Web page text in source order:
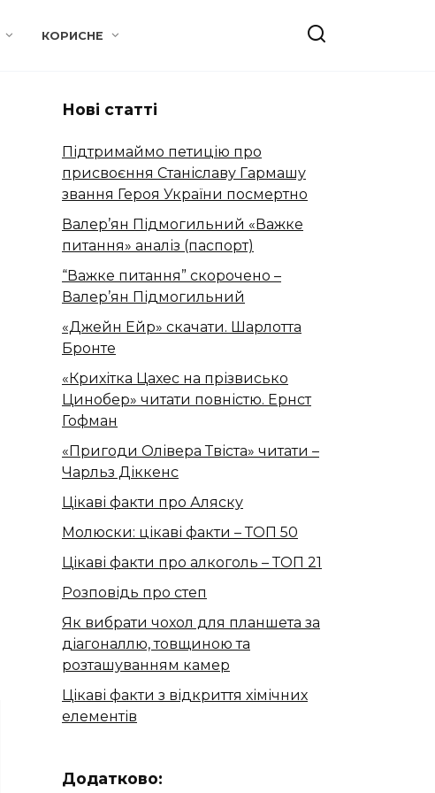
КОРИСНЕ
Нові статті
Підтримаймо петицію про
присвоєння Станіславу Гармашу
звання Героя України посмертно
Валер’ян Підмогильний «Важке
питання» аналіз (паспорт)
“Важке питання” скорочено –
Валер’ян Підмогильний
«Джейн Ейр» скачати. Шарлотта
Бронте
«Крихітка Цахес на прізвисько
Цинобер» читати повністю. Ернст
Гофман
«Пригоди Олівера Твіста» читати –
Чарльз Діккенс
Цікаві факти про Аляску
Молюски: цікаві факти – ТОП 50
Цікаві факти про алкоголь – ТОП 21
Розповідь про степ
Як вибрати чохол для планшета за
діагоналлю, товщиною та
розташуванням камер
Цікаві факти з відкриття хімічних
елементів
Додатково: